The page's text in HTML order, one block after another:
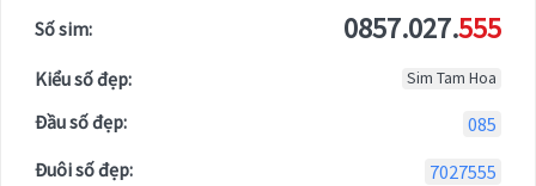
Số sim: 0857.027.555
Kiểu số đẹp: Sim Tam Hoa
Đầu số đẹp:
085
Đuôi số đẹp:
7027555